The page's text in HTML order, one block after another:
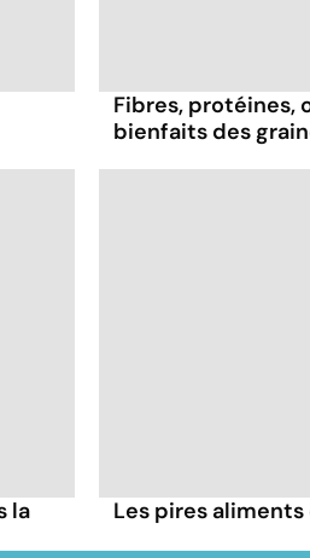
Fibres, protéines,
bienfaits des
la
Les pires